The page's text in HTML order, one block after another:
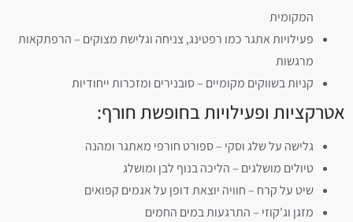
המקומית
פעילויות אתגר כמו רפטינג, צניחה וגלישת מצוקים – הרפתקאות
מרגשות
קניות בשווקים מקומיים – סובנירים ומזכרות ייחודיות
אטרקציות ופעילויות בחופשת חורף:
גלישה על שלג וסקי – ספורט חורפי מאתגר ומהנה
טיולים מושלגים – הליכה בנוף לבן ומושלג
שיט על קרח – חוויה יוצאת דופן על אגמים קפואים
מזגן וג'קוזי – התרגעות במים החמים